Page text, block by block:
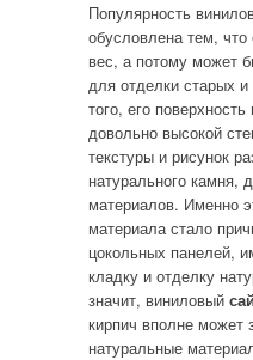
Популярность
обусловлена тем,
вес, а потому может
для отделки старых
того, его
довольно высокой
текстуры и рисунок
натурального камня,
материалов. Именно
материала стало
цокольных панелей,
кладку и отделку
значит, виниловый
кирпич вполне может
натуральные